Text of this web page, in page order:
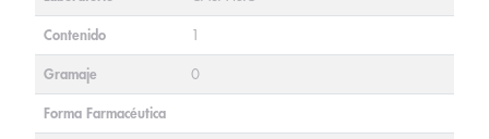
Contenido 1
Gramaje 0
Forma Farmacéutica